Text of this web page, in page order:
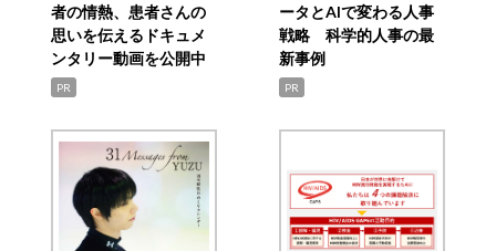
者の情熱、患者さんの
思いを伝えるドキュメ
ンタリー動画を公開中
PR
ータとAIで変わる人事
戦略 科学的人事の最
新事例
PR